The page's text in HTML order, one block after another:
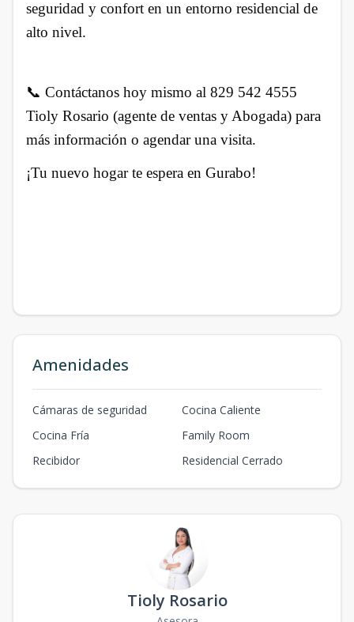
seguridad y confort en un entorno residencial de
alto nivel.
📞 Contáctanos hoy mismo al 829 542 4555
Tioly Rosario (agente de ventas y Abogada) para
más información o agendar una visita.
¡Tu nuevo hogar te espera en Gurabo!
Amenidades
Cámaras de seguridad
Cocina Caliente
Cocina Fría
Family Room
Recibidor
Residencial Cerrado
Tioly Rosario